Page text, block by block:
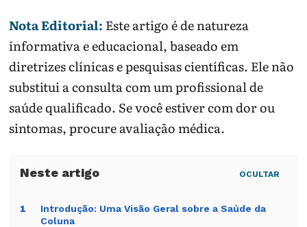
capacidade, não “rejuvenescer” o disco.
Nota Editorial: Este artigo é de natureza
informativa e educacional, baseado em
diretrizes clínicas e pesquisas científicas. Ele não
substitui a consulta com um profissional de
saúde qualificado. Se você estiver com dor ou
sintomas, procure avaliação médica.
OCULTAR
1
Introdução: Uma Visão Geral sobre a Saúde da
Coluna